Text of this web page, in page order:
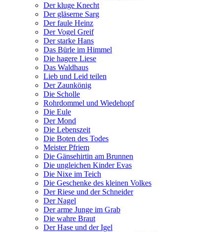
Der kluge Knecht
Der gläserne Sarg
Der faule Heinz
Der Vogel Greif
Der starke Hans
Das Bürle im Himmel
Die hagere Liese
Das Waldhaus
Lieb und Leid teilen
Der Zaunkönig
Die Scholle
Rohrdommel und Wiedehopf
Die Eule
Der Mond
Die Lebenszeit
Die Boten des Todes
Meister Pfriem
Die Gänsehirtin am Brunnen
Die ungleichen Kinder Evas
Die Nixe im Teich
Die Geschenke des kleinen Volkes
Der Riese und der Schneider
Der Nagel
Der arme Junge im Grab
Die wahre Braut
Der Hase und der Igel